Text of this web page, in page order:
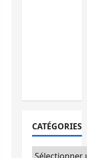
CATÉGORIES
Catégories